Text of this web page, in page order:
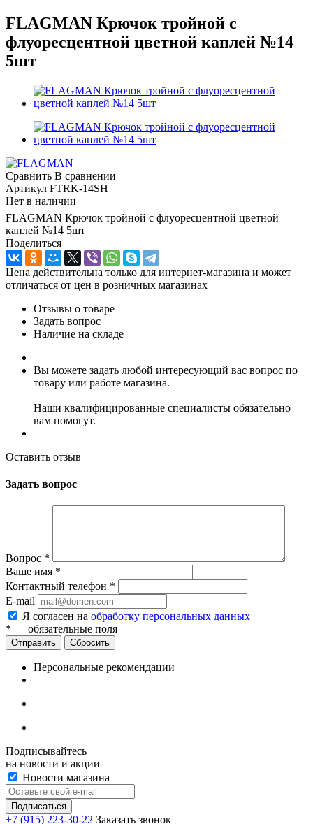
FLAGMAN Крючок тройной с
флуоресцентной цветной каплей №14
5шт
Сравнить В сравнении
Артикул FTRK-14SH
Нет в наличии
FLAGMAN Крючок тройной с флуоресцентной цветной
каплей №14 5шт
Поделиться
Цена действительна только для интернет-магазина и может
отличаться от цен в розничных магазинах
Отзывы о товаре
Задать вопрос
Наличие на складе
Вы можете задать любой интересующий вас вопрос по
товару или работе магазина.
Наши квалифицированные специалисты обязательно
вам помогут.
Оставить отзыв
Задать вопрос
Вопрос *
Ваше имя *
Контактный телефон *
E-mail
Я согласен на обработку персональных данных
* — обязательные поля
Сбросить
Персональные рекомендации
Подписывайтесь
на новости и акции
Новости магазина
+7 (915) 223-30-22 Заказать звонок